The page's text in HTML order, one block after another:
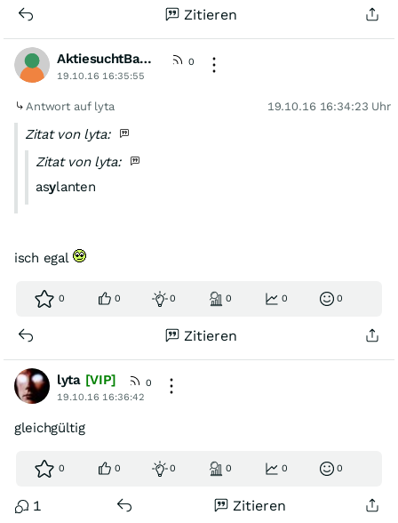
Zitieren
AktiesuchtBauer
0
19.10.16 16:35:55
Antwort auf lyta 19.10.16 16:34:23 Uhr
Zitat von lyta:
Zitat von lyta:
asylanten
isch egal
0 0 0 0 0 0
Zitieren
lyta[VIP]
0
19.10.16 16:36:42
gleichgültig
0 0 0 0 0 0
1 Zitieren